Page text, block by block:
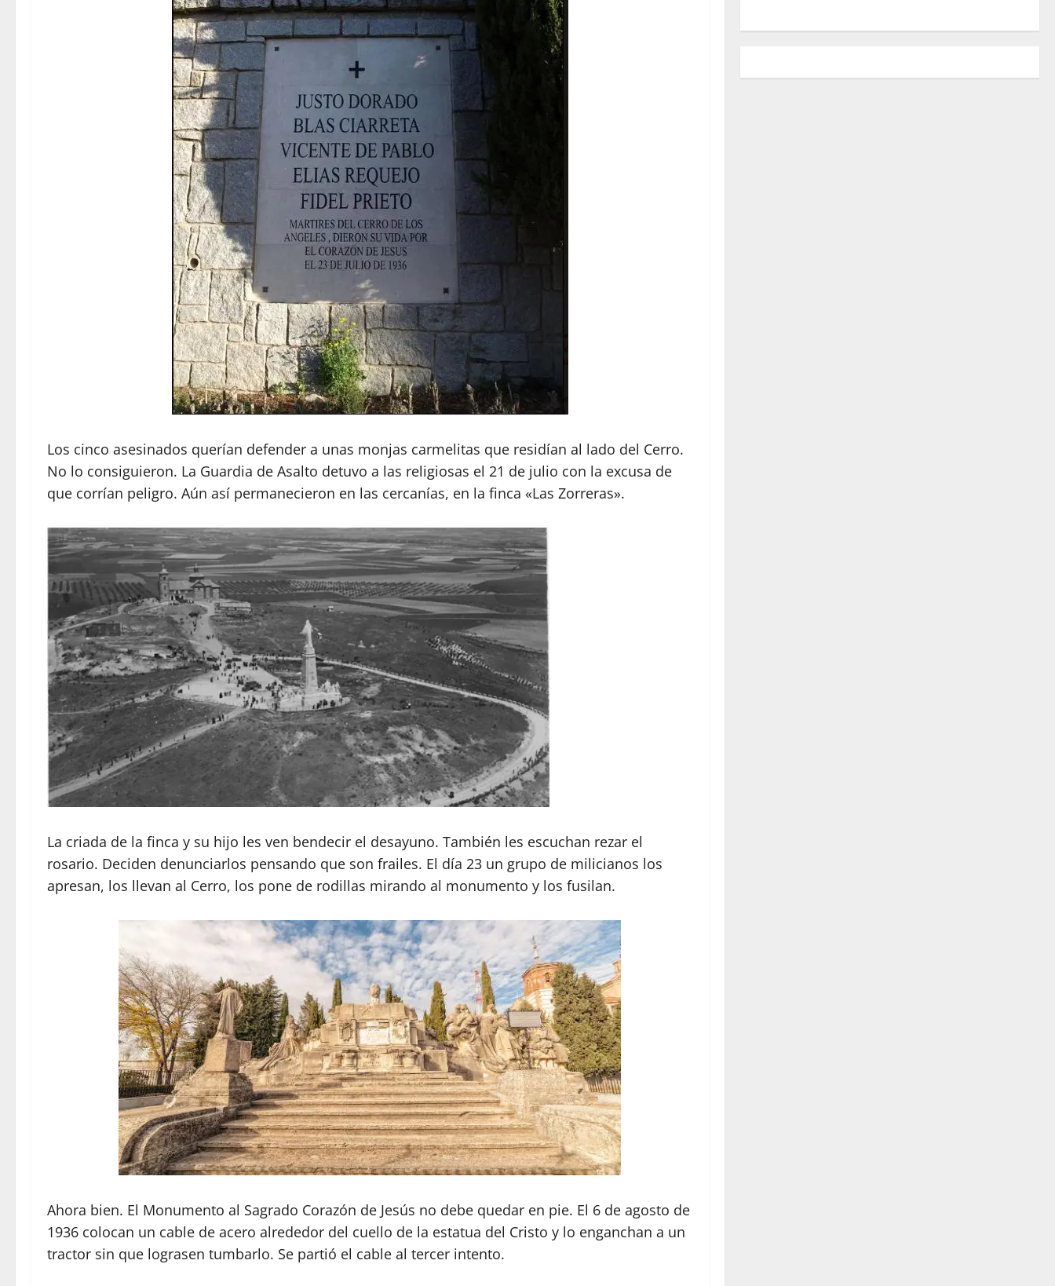
Los cinco asesinados querían defender a unas monjas carmelitas que residían al lado del Cerro.
No lo consiguieron. La Guardia de Asalto detuvo a las religiosas el 21 de julio con la excusa de
que corrían peligro. Aún así permanecieron en las cercanías, en la finca «Las Zorreras».
La criada de la finca y su hijo les ven bendecir el desayuno. También les escuchan rezar el
rosario. Deciden denunciarlos pensando que son frailes. El día 23 un grupo de milicianos los
apresan, los llevan al Cerro, los pone de rodillas mirando al monumento y los fusilan.
Ahora bien. El Monumento al Sagrado Corazón de Jesús no debe quedar en pie. El 6 de agosto de
1936 colocan un cable de acero alrededor del cuello de la estatua del Cristo y lo enganchan a un
tractor sin que lograsen tumbarlo. Se partió el cable al tercer intento.